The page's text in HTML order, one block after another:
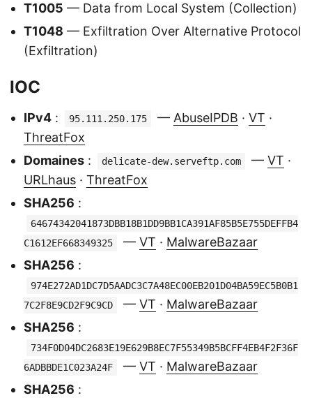
T1005 — Data from Local System (Collection)
T1048 — Exfiltration Over Alternative Protocol
(Exfiltration)
IOC
IPv4 : 95.111.250.175 — AbuseIPDB · VT ·
ThreatFox
Domaines : delicate-dew.serveftp.com — VT ·
URLhaus · ThreatFox
SHA256 :
64674342041873DBB18B1DD9BB1CA391AF85B5E755DEFFB4
C1612EF668349325
— VT · MalwareBazaar
SHA256 :
974E272AD1DC7D5AADC3C7A48EC00EB201D04BA59EC5B0B1
7C2F8E9CD2F9C9CD
— VT · MalwareBazaar
SHA256 :
734F0D04DC2683E19E629B8EC7F55349B5BCFF4EB4F2F36F
6ADBBDE1C023A24F
— VT · MalwareBazaar
SHA256 :